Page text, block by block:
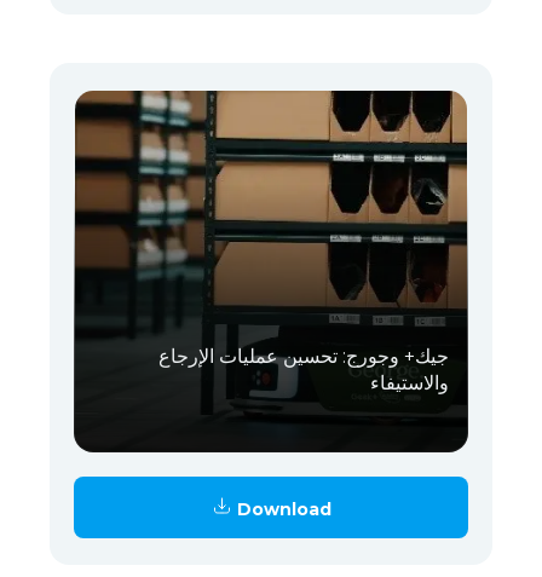
جيك+ وجورج: تحسين عمليات الإرجاع
والاستيفاء
Download